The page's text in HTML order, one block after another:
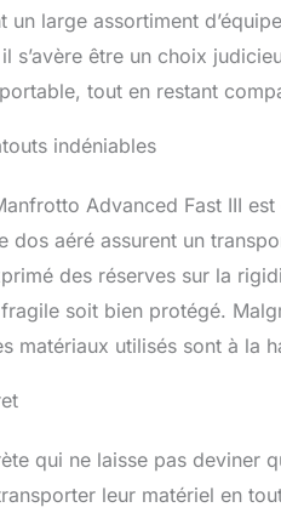
un large assortiment
il s’avère être un choix
tout en restant
indéniables
Advanced Fast III
dos aéré assurent un
des réserves sur la
soit bien protégé.
matériaux utilisés sont à la
qui ne laisse pas deviner
leur matériel en